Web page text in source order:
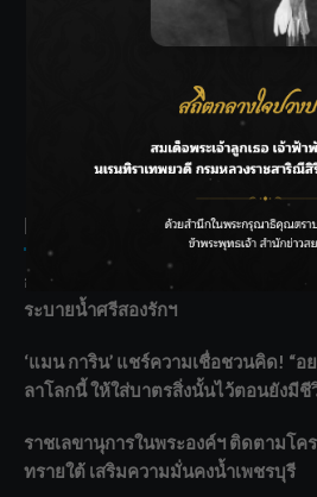
SIAMRATH
THE BEST
Recent Posts
กรมชลฯ รับฟังประชาชน ติดตามแก้ปัญ
ระบายน้ำศรีสองรักฯ
‘แมน การิน’ แชร์ความเชื่อชวนคิด! “อ
ลาโลกนี้ ให้ใส่บาตรสิ่งนั้นไว้ตอนยังมีชี
ราชเลขานุการในพระองค์ฯ ติดตามโค
ทรายใต้ เสริมความมั่นคงน้ำเพชรบุรี